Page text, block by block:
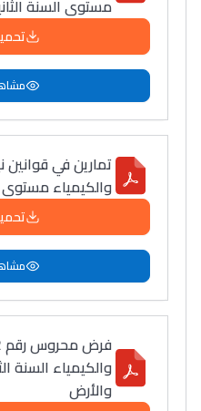
Maroc
مستوى السنة
تمارين في قوانين
والكيمياء مستوى
والكيمياء السنة
والأرض